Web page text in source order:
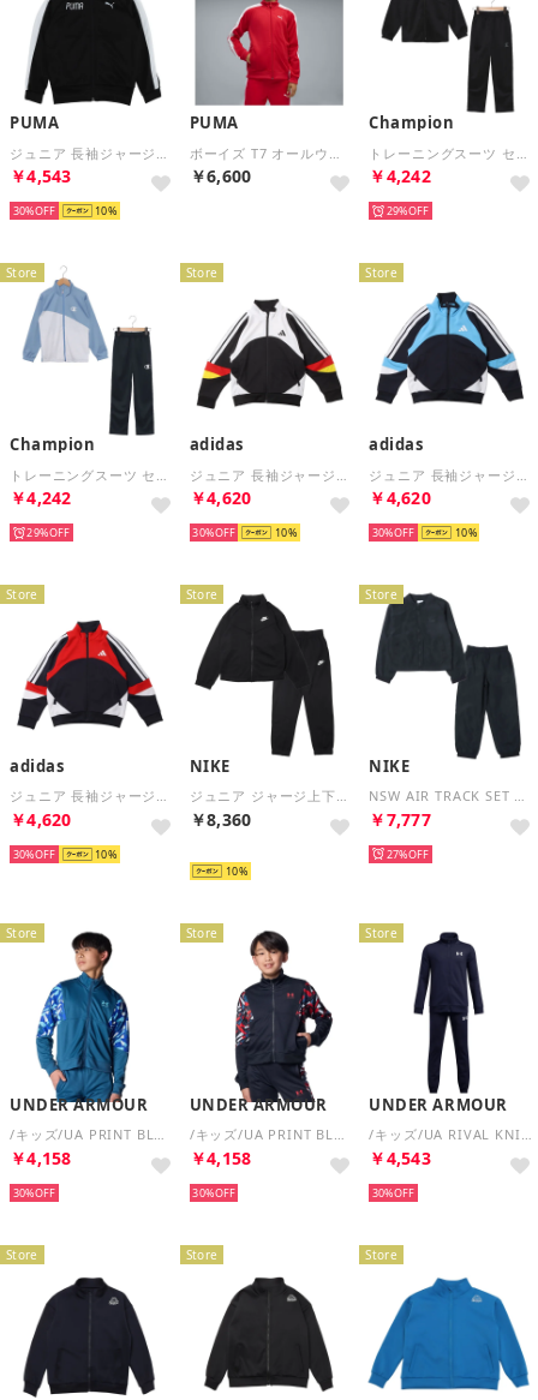
PUMA
￥4,543
30% 10
PUMA
￥6,600
Champion
￥4,242
29%
Store
Champion
￥4,242
29%
Store
adidas
￥4,620
30% 10
Store
adidas
￥4,620
30% 10
Store
adidas
ジュニア 長袖ジャージジャケット K MH CB トラックトップ KF9048 （Top:レジェンドインク Bottom:ホワイト）
￥4,620
30% 10
Store
NIKE
ジュニア ジャージ上下セット YTH NSW DF トラックスーツ PK FZ HQ9315010 （BLACK/BLACK/WHITE）
￥8,360
10
Store
NIKE
NSW AIR TRACK SET トラックスーツ （ブラック）
￥7,777
27%
Store
UNDER ARMOUR
/キッズ/UA PRINT BLOCK TRACK JACKET （Wham Blue / / Fresco Blue）
￥4,158
30%
Store
UNDER ARMOUR
/キッズ/UA PRINT BLOCK TRACK JACKET （Black / / Red）
￥4,158
30%
Store
UNDER ARMOUR
/キッズ/UA RIVAL KNIT TRACK SUIT （Midnight Navy / Midnight Navy / White）
￥4,543
30%
Store Store Store